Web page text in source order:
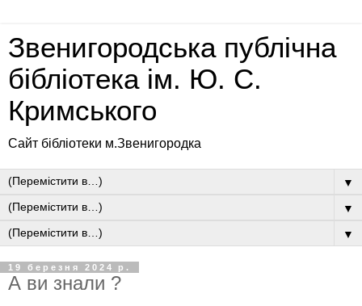
Звенигородська публічна
бібліотека ім. Ю. С.
Кримського
Сайт бібліотеки м.Звенигородка
▼
▼
▼
19 березня 2024 р.
А ви знали ?